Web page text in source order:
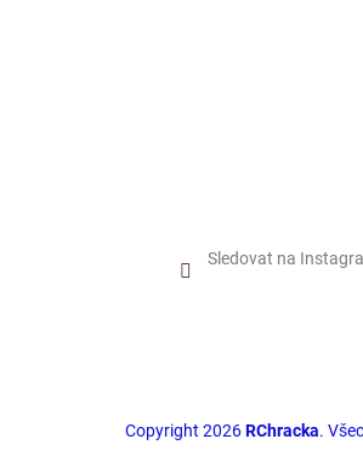
Sledovat na
Copyright 2026RChracka.